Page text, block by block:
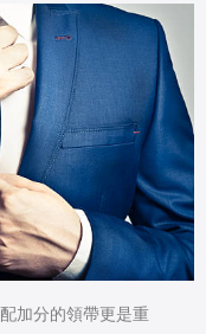
加分的領帶更是重